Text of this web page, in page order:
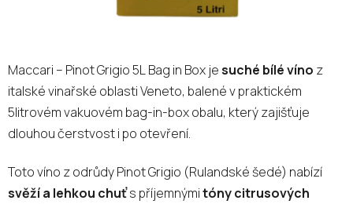
Maccari – Pinot Grigio 5L Bag in Box jesuché bílé víno z
italské vinařské oblasti Veneto, balené v praktickém
5litrovém vakuovém bag-in-box obalu, který zajišťuje
dlouhou čerstvost i po otevření.
Toto víno z odrůdy Pinot Grigio (Rulandské šedé) nabízí
svěží a lehkou chuťs příjemnýmitóny citrusových